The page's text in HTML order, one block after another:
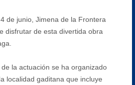
de junio, Jimena de la Frontera
disfrutar de esta divertida obra
la actuación se ha organizado
localidad gaditana que incluye